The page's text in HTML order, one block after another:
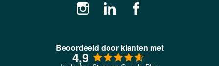
Beoordeeld door klanten met
4,9